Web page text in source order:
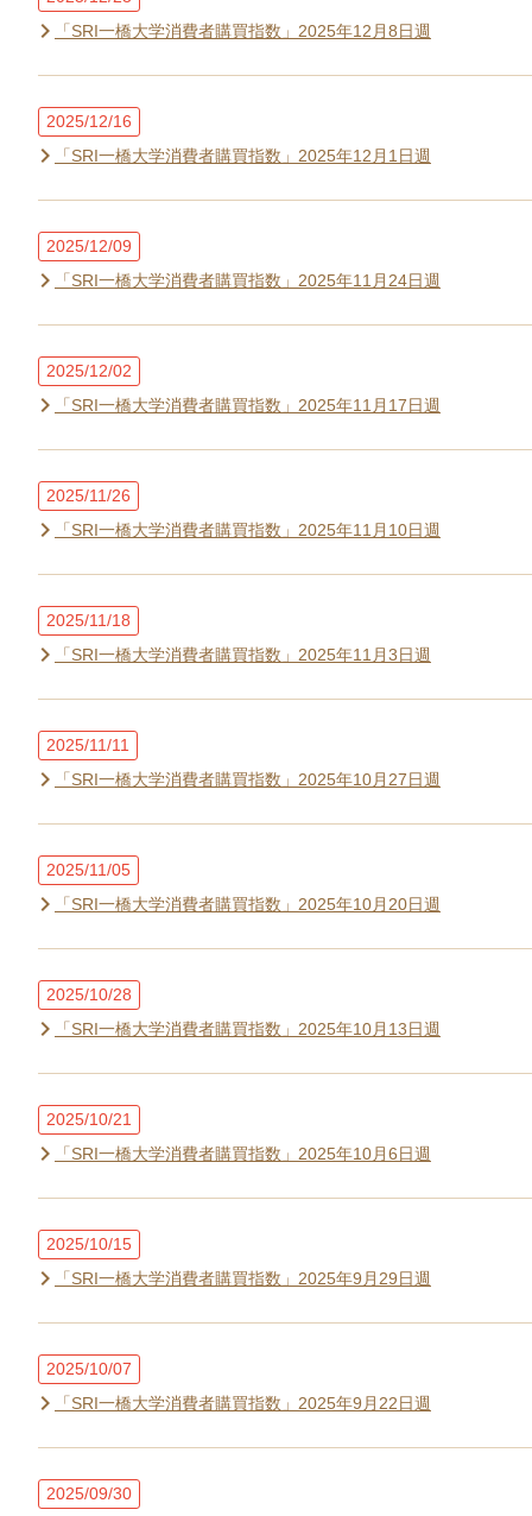
「SRI一橋大学消費者購買指数」2025年12月8日週
2025/12/16
「SRI一橋大学消費者購買指数」2025年12月1日週
2025/12/09
「SRI一橋大学消費者購買指数」2025年11月24日週
2025/12/02
「SRI一橋大学消費者購買指数」2025年11月17日週
2025/11/26
「SRI一橋大学消費者購買指数」2025年11月10日週
2025/11/18
「SRI一橋大学消費者購買指数」2025年11月3日週
2025/11/11
「SRI一橋大学消費者購買指数」2025年10月27日週
2025/11/05
「SRI一橋大学消費者購買指数」2025年10月20日週
2025/10/28
「SRI一橋大学消費者購買指数」2025年10月13日週
2025/10/21
「SRI一橋大学消費者購買指数」2025年10月6日週
2025/10/15
「SRI一橋大学消費者購買指数」2025年9月29日週
2025/10/07
「SRI一橋大学消費者購買指数」2025年9月22日週
2025/09/30